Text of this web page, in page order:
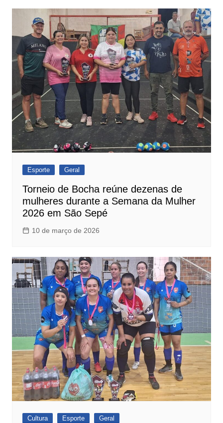
Esporte Geral
Torneio de Bocha reúne dezenas de
mulheres durante a Semana da Mulher
2026 em São Sepé
10 de março de 2026
Cultura Esporte Geral